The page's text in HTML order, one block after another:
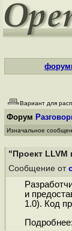
Вариант для
Форум
Изначальное
"Проект LLVM
Сообщение от
и
1.0). Код
Подробнее: